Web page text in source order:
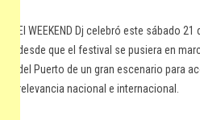
El WEEKEND Dj celebró este sábado
desde que el festival se pusiera en
del Puerto de un gran escenario para
relevancia nacional e internacional.